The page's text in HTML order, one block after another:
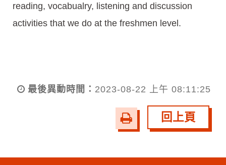
reading, vocabualry, listening and discussion
activities that we do at the freshmen level.
最後異動時間： 2023-08-22 上午 08:11:25
友
善
印
回上頁